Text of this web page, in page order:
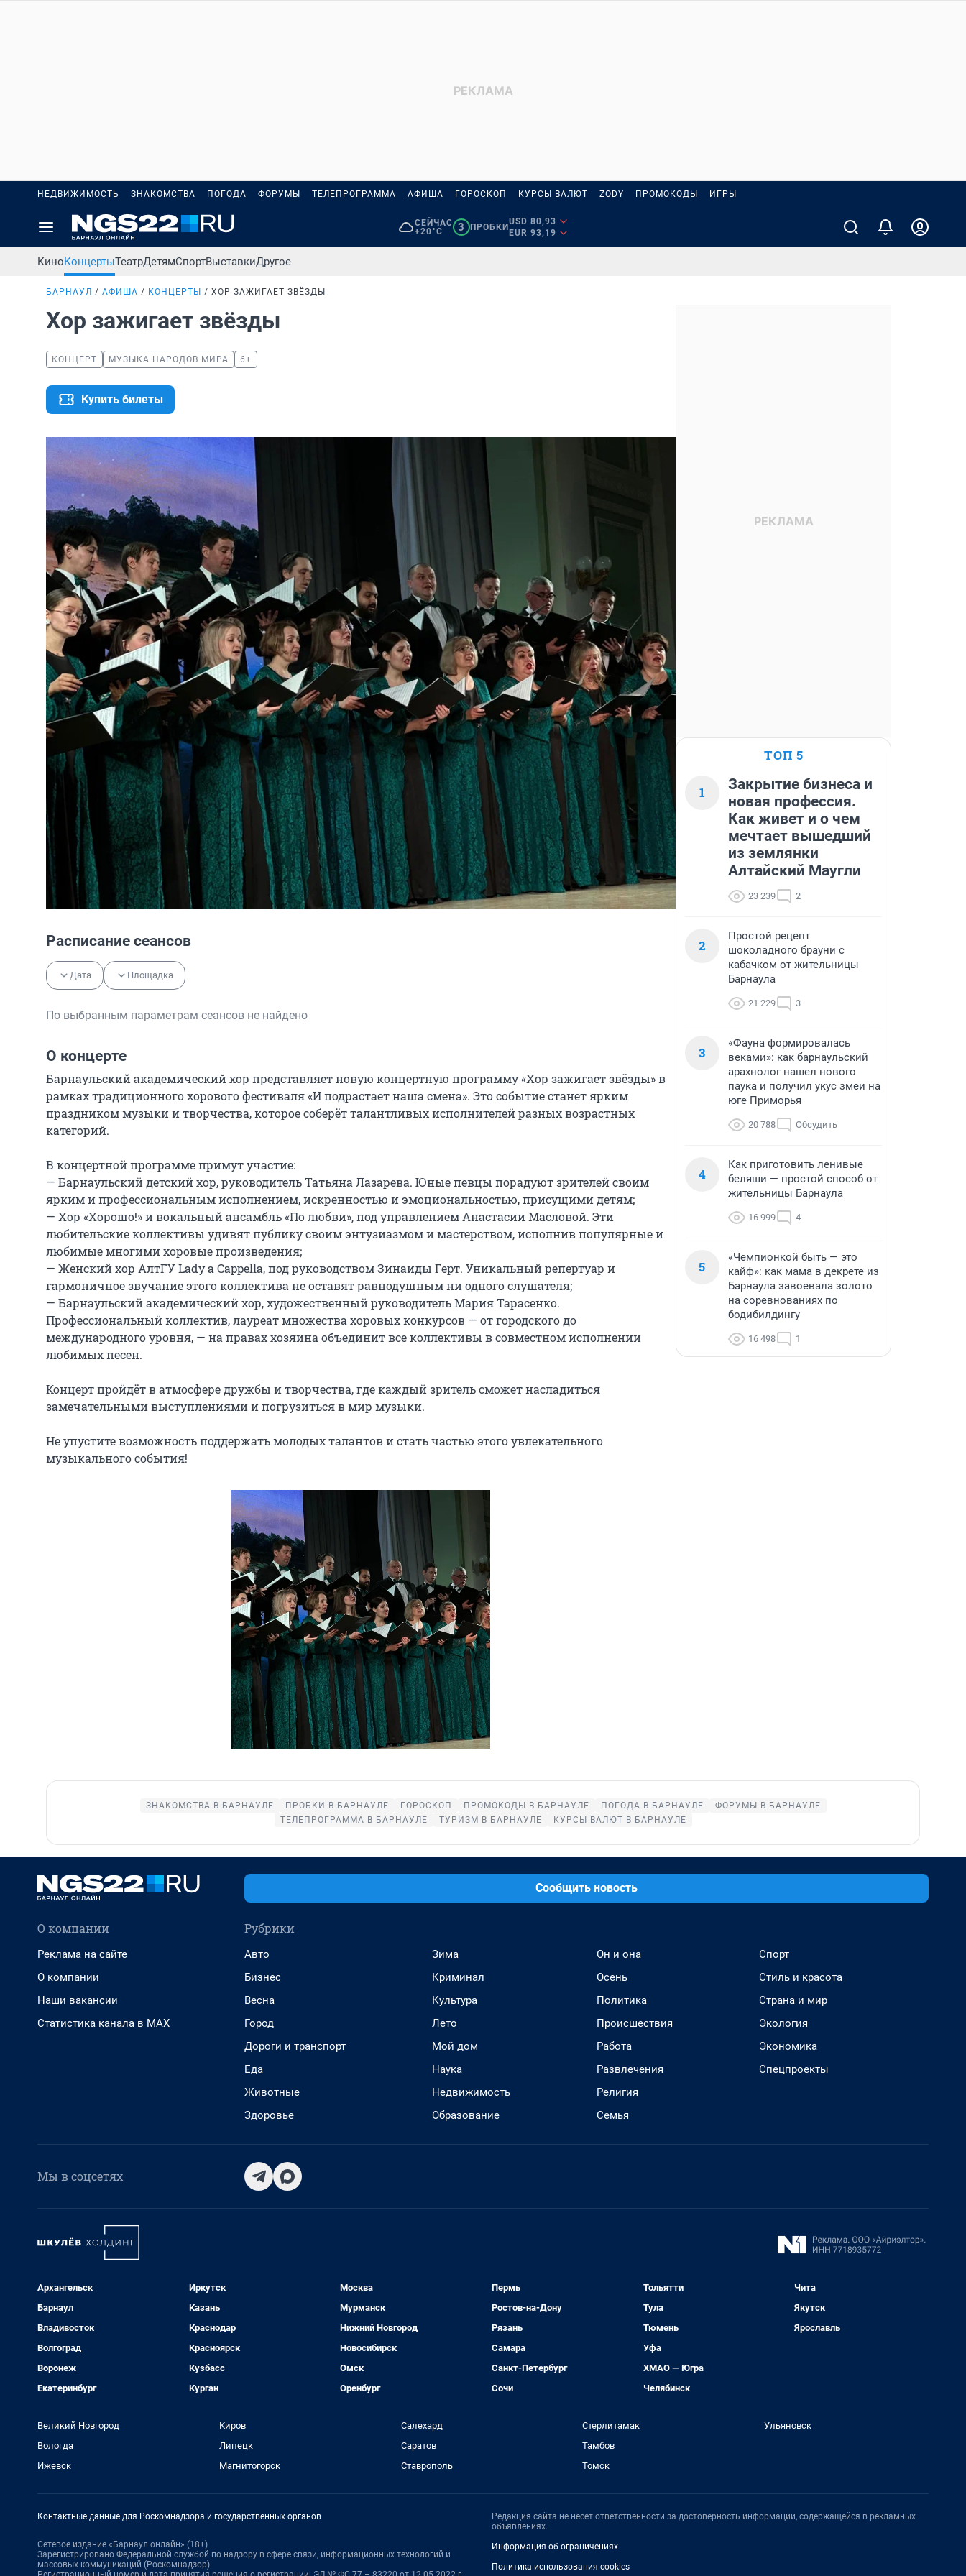
НЕДВИЖИМОСТЬ ЗНАКОМСТВА ПОГОДА ФОРУМЫ ТЕЛЕПРОГРАММА АФИША ГОРОСКОП КУРСЫ ВАЛЮТ ZODY ПРОМОКОДЫ ИГРЫ
СЕЙЧАС
+20°C
3 ПРОБКИ
USD 80,93
EUR 93,19
КиноКонцертыТеатрДетямСпортВыставкиДругое
БАРНАУЛ АФИША КОНЦЕРТЫ ХОР ЗАЖИГАЕТ ЗВЁЗДЫ
Хор зажигает звёзды
КОНЦЕРТ МУЗЫКА НАРОДОВ МИРА 6+
Купить билеты
Расписание сеансов
Дата Площадка
По выбранным параметрам сеансов не найдено
О концерте
Барнаульский академический хор представляет новую концертную программу «Хор зажигает звёзды» в
рамках традиционного хорового фестиваля «И подрастает наша смена». Это событие станет ярким
праздником музыки и творчества, которое соберёт талантливых исполнителей разных возрастных
категорий.
В концертной программе примут участие:
— Барнаульский детский хор, руководитель Татьяна Лазарева. Юные певцы порадуют зрителей своим
ярким и профессиональным исполнением, искренностью и эмоциональностью, присущими детям;
— Хор «Хорошо!» и вокальный ансамбль «По любви», под управлением Анастасии Масловой. Эти
любительские коллективы удивят публику своим энтузиазмом и мастерством, исполнив популярные и
любимые многими хоровые произведения;
— Женский хор АлтГУ Lady a Cappella, под руководством Зинаиды Герт. Уникальный репертуар и
гармоничное звучание этого коллектива не оставят равнодушным ни одного слушателя;
— Барнаульский академический хор, художественный руководитель Мария Тарасенко.
Профессиональный коллектив, лауреат множества хоровых конкурсов — от городского до
международного уровня, — на правах хозяина объединит все коллективы в совместном исполнении
любимых песен.
Концерт пройдёт в атмосфере дружбы и творчества, где каждый зритель сможет насладиться
замечательными выступлениями и погрузиться в мир музыки.
Не упустите возможность поддержать молодых талантов и стать частью этого увлекательного
музыкального события!
ТОП 5
1
Закрытие бизнеса и
новая профессия.
Как живет и о чем
мечтает вышедший
из землянки
Алтайский Маугли
23 239 2
2
Простой рецепт
шоколадного брауни с
кабачком от жительницы
Барнаула
21 229 3
3
«Фауна формировалась
веками»: как барнаульский
арахнолог нашел нового
паука и получил укус змеи на
юге Приморья
20 788 Обсудить
4
Как приготовить ленивые
беляши — простой способ от
жительницы Барнаула
16 999 4
5
«Чемпионкой быть — это
кайф»: как мама в декрете из
Барнаула завоевала золото
на соревнованиях по
бодибилдингу
16 498 1
ЗНАКОМСТВА В БАРНАУЛЕ ПРОБКИ В БАРНАУЛЕ ГОРОСКОП ПРОМОКОДЫ В БАРНАУЛЕ ПОГОДА В БАРНАУЛЕ
ФОРУМЫ В БАРНАУЛЕ
ТЕЛЕПРОГРАММА В БАРНАУЛЕ
ТУРИЗМ В БАРНАУЛЕ КУРСЫ ВАЛЮТ В БАРНАУЛЕ
Сообщить новость
О компании
Реклама на сайте
О компании
Наши вакансии
Статистика канала в MAX
Рубрики
Авто
Бизнес
Весна
Город
Дороги и транспорт
Еда
Животные
Здоровье
Зима
Криминал
Культура
Лето
Мой дом
Наука
Недвижимость
Образование
Он и она
Осень
Политика
Происшествия
Работа
Развлечения
Религия
Семья
Спорт
Стиль и красота
Страна и мир
Экология
Экономика
Спецпроекты
Мы в соцсетях
Архангельск
Барнаул
Владивосток
Волгоград
Воронеж
Екатеринбург
Иркутск
Казань
Краснодар
Красноярск
Кузбасс
Курган
Москва
Мурманск
Нижний Новгород
Новосибирск
Омск
Оренбург
Пермь
Ростов-на-Дону
Рязань
Самара
Санкт-Петербург
Сочи
Тольятти
Тула
Тюмень
Уфа
ХМАО — Югра
Челябинск
Чита
Якутск
Ярославль
Великий Новгород
Вологда
Ижевск
Киров
Липецк
Магнитогорск
Салехард
Саратов
Ставрополь
Стерлитамак
Тамбов
Томск
Ульяновск
Контактные данные для Роскомнадзора и государственных органов
Сетевое издание «Барнаул онлайн» (18+)
Зарегистрировано Федеральной службой по надзору в сфере связи, информационных технологий и
массовых коммуникаций (Роскомнадзор)
Редакция сайта не несет ответственности за достоверность информации, содержащейся в рекламных
объявлениях.
Информация об ограничениях
Политика использования cookies